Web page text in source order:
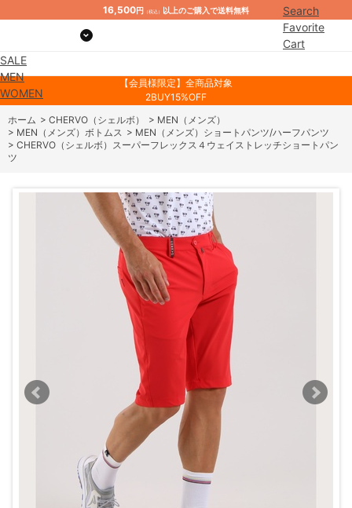
16,500円 （税込） 以上のご購入で送料無料
Search
Favorite
Cart
SALE
MEN
WOMEN
【会員様限定】全商品対象
2BUY15%OFF
ホーム > CHERVO（シェルボ） > MEN（メンズ）
> MEN（メンズ）ボトムス > MEN（メンズ）ショートパンツ/ハーフパンツ
> CHERVO（シェルボ）スーパーフレックス４ウェイストレッチショートパン
ツ